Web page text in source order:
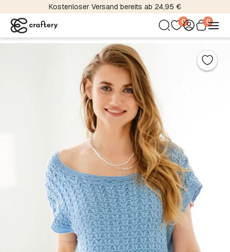
Kostenloser Versand bereits ab 24,95 €
0 0